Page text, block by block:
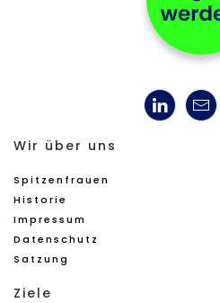
Wir über uns
Spitzenfrauen
Historie
Impressum
Datenschutz
Satzung
Ziele